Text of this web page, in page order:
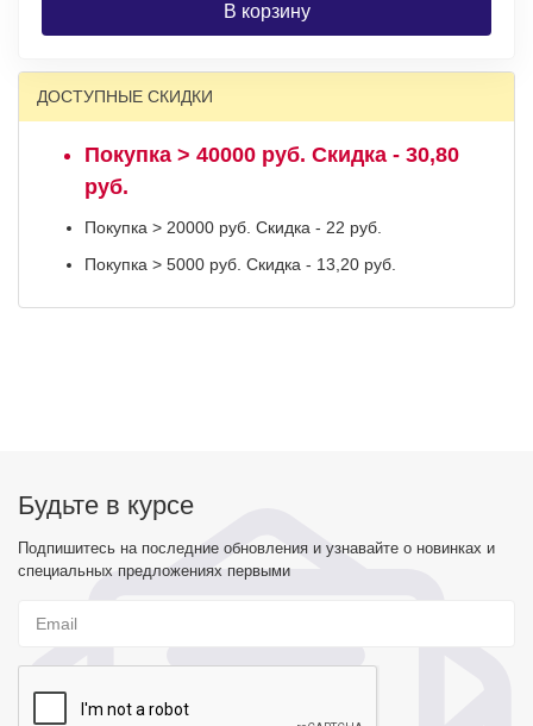
В корзину
ДОСТУПНЫЕ СКИДКИ
Покупка > 40000 руб. Скидка - 30,80
руб.
Покупка > 20000 руб. Скидка - 22 руб.
Покупка > 5000 руб. Скидка - 13,20 руб.
Будьте в курсе
Подпишитесь на последние обновления и узнавайте о новинках и
специальных предложениях первыми